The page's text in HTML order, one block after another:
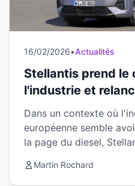
16/02/2026•Actualités
Stellantis prend le
l'industrie et
diesel en Europe
Dans un contexte où
européenne semble
la page du diesel,
observateurs du secteu...
Martin Rochard